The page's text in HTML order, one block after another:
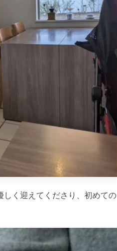
しく迎えてくださり、初めての